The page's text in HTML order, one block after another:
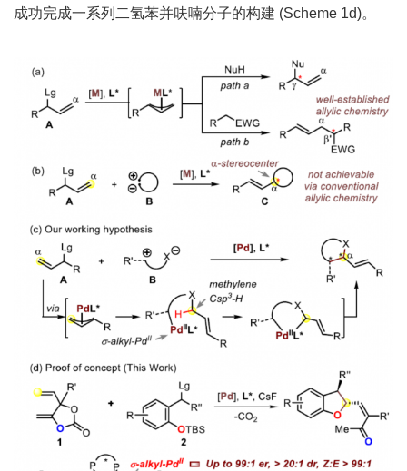
成功完成一系列二氢苯并呋喃分子的构建 (Scheme 1d)。